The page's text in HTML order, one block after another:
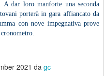
dar loro manforte una seconda
porterà in gara affiancato da
con nove impegnativa prove
2021 da gc